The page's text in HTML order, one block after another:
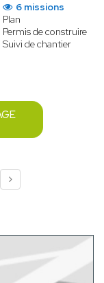
6 missions
Plan
Permis de construire
Suivi de chantier